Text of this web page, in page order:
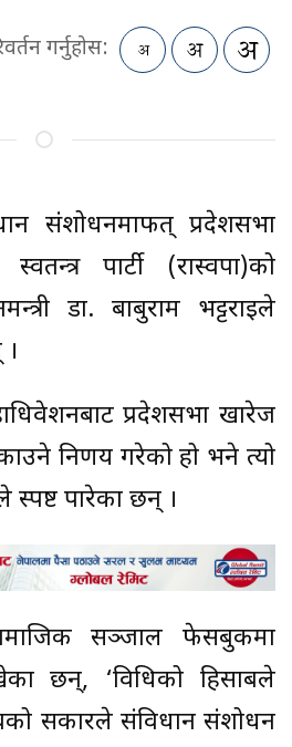
गर्नुहोस:
संशोधनमार्फत् प्रदेशसभा
पार्टी (रास्वपा)को
डा. बाबुराम भट्टराईले
प्रदेशसभा खारेज
निर्णय गरेको हो भने त्यो
पारेका छन् ।
सञ्जाल फेसबुकमा
छन्, ‘विधिको हिसाबले
सकारले संविधान संशोधन